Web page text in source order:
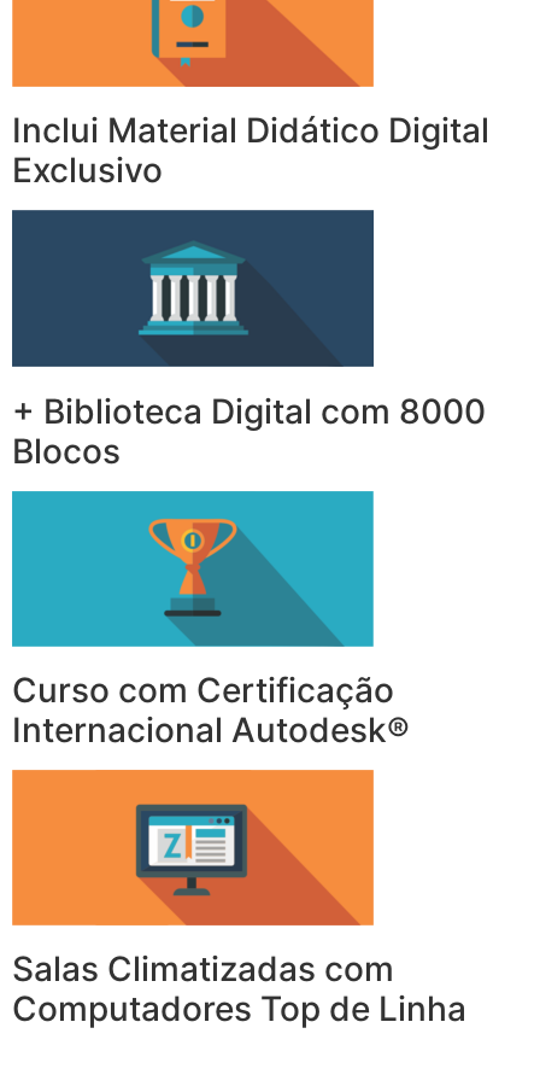
Inclui Material Didático Digital
Exclusivo
+ Biblioteca Digital com 8000
Blocos
Curso com Certificação
Internacional Autodesk®
Salas Climatizadas com
Computadores Top de Linha